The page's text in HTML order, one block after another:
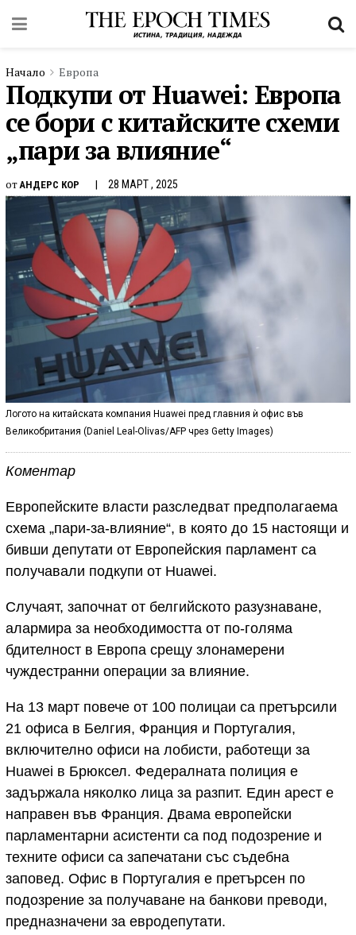
Начало Европа
Подкупи от Huawei: Европа
се бори с китайските схеми
„пари за влияние“
от АНДЕРС КОР 28 МАРТ , 2025
Логото на китайската компания Huawei пред главния ѝ офис във
Великобритания (Daniel Leal-Olivas/AFP чрез Getty Images)
Коментар
Европейските власти разследват предполагаема
схема „пари-за-влияние“, в която до 15 настоящи и
бивши депутати от Европейския парламент са
получавали подкупи от Huawei.
Случаят, започнат от белгийското разузнаване,
алармира за необходимостта от по-голяма
бдителност в Европа срещу злонамерени
чуждестранни операции за влияние.
На 13 март повече от 100 полицаи са претърсили
21 офиса в Белгия, Франция и Португалия,
включително офиси на лобисти, работещи за
Huawei в Брюксел. Федералната полиция е
задържала няколко лица за разпит. Един арест е
направен във Франция. Двама европейски
парламентарни асистенти са под подозрение и
техните офиси са запечатани със съдебна
заповед. Офис в Португалия е претърсен по
подозрение за получаване на банкови преводи,
предназначени за евродепутати.